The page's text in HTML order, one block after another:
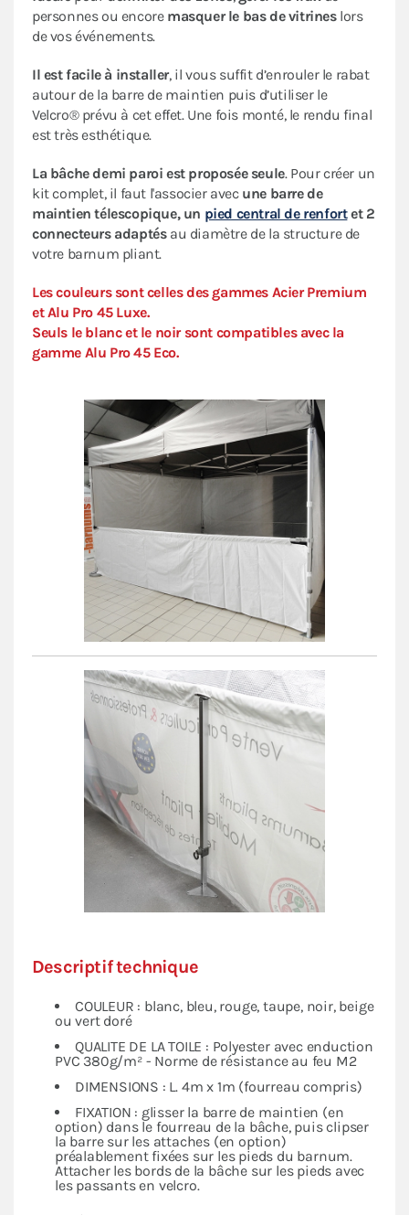
personnes ou encore masquer le bas de vitrineslors
de vos événements.
Il est facile à installer, il vous suffit d’enrouler le rabat
autour de la barre de maintien puis d’utiliser le
Velcro® prévu à cet effet. Une fois monté, le rendu final
est très esthétique.
La bâche demi paroi est proposée seule. Pour créer un
kit complet, il faut l'associer avec une barre de
maintien télescopique, un pied central de renfortet 2
connecteurs adaptésau diamètre de la structure de
votre barnum pliant.
Les couleurs sont celles des gammes Acier Premium
et Alu Pro 45 Luxe.
Seuls le blanc et le noir sont compatibles avec la
gamme Alu Pro 45 Eco.
Descriptif technique
COULEUR : blanc, bleu, rouge, taupe, noir, beige
ou vert doré
QUALITE DE LA TOILE : Polyester avec enduction
PVC 380g/m² - Norme de résistance au feu M2
DIMENSIONS : L. 4m x 1m (fourreau compris)
FIXATION : glisser la barre de maintien (en
option) dans le fourreau de la bâche, puis clipser
la barre sur les attaches (en option)
préalablement fixées sur les pieds du barnum.
Attacher les bords de la bâche sur les pieds avec
les passants en velcro.